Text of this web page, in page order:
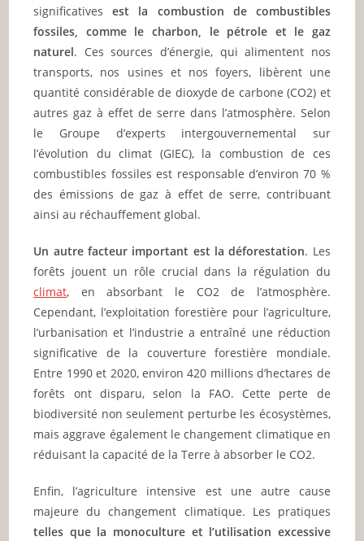
significativesest la combustion de combustibles
fossiles, comme le charbon, le pétrole et le gaz
naturel. Ces sources d’énergie, qui alimentent nos
transports, nos usines et nos foyers, libèrent une
quantité considérable de dioxyde de carbone (CO2) et
autres gaz à effet de serre dans l’atmosphère. Selon
le Groupe d’experts intergouvernemental sur
l’évolution du climat (GIEC), la combustion de ces
combustibles fossiles est responsable d’environ 70 %
des émissions de gaz à effet de serre, contribuant
ainsi au réchauffement global.
Un autre facteur important est la déforestation. Les
forêts jouent un rôle crucial dans la régulation du
climat, en absorbant le CO2 de l’atmosphère.
Cependant, l’exploitation forestière pour l’agriculture,
l’urbanisation et l’industrie a entraîné une réduction
significative de la couverture forestière mondiale.
Entre 1990 et 2020, environ 420 millions d’hectares de
forêts ont disparu, selon la FAO. Cette perte de
biodiversité non seulement perturbe les écosystèmes,
mais aggrave également le changement climatique en
réduisant la capacité de la Terre à absorber le CO2.
Enfin, l’agriculture intensive est une autre cause
majeure du changement climatique. Les pratiques
telles que la monoculture et l’utilisation excessive